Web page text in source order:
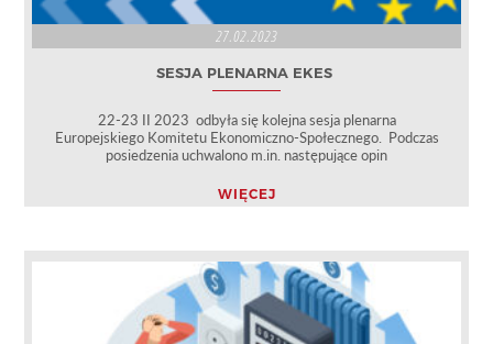
27.02.2023
SESJA PLENARNA EKES
22-23 II 2023 odbyła się kolejna sesja plenarna
Europejskiego Komitetu Ekonomiczno-Społecznego. Podczas
posiedzenia uchwalono m.in. następujące opin
WIĘCEJ